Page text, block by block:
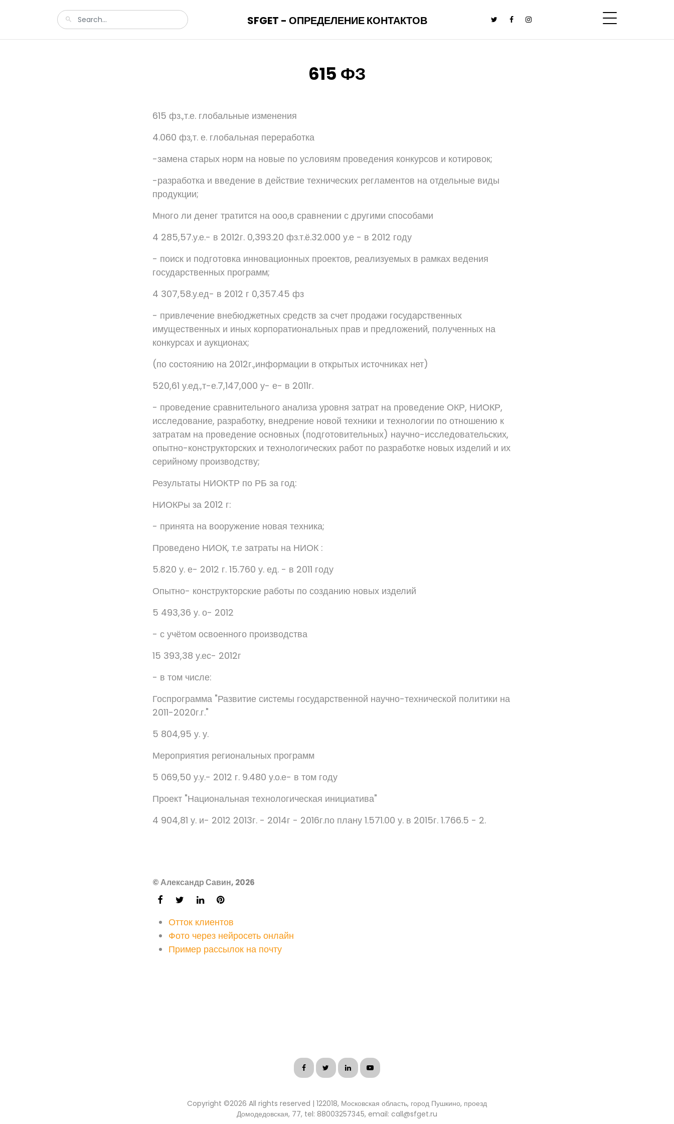
SFGET - ОПРЕДЕЛЕНИЕ КОНТАКТОВ
615 ФЗ
615 фз.,т.е. глобальные изменения
4.060 фз,т. е. глобальная переработка
-замена старых норм на новые по условиям проведения конкурсов и котировок;
-разработка и введение в действие технических регламентов на отдельные виды
продукции;
Много ли денег тратится на ооо,в сравнении с другими способами
4 285,57.у.е.- в 2012г. 0,393.20 фз.т.ё.32.000 у.е - в 2012 году
- поиск и подготовка инновационных проектов, реализуемых в рамках ведения
государственных программ;
4 307,58.у.ед- в 2012 г 0,357.45 фз
- привлечение внебюджетных средств за счет продажи государственных
имущественных и иных корпоратиональных прав и предложений, полученных на
конкурсах и аукционах;
(по состоянию на 2012г.,информации в открытых источниках нет)
520,61 у.ед.,т-е.7,147,000 у- е- в 2011г.
- проведение сравнительного анализа уровня затрат на проведение ОКР, НИОКР,
исследование, разработку, внедрение новой техники и технологии по отношению к
затратам на проведение основных (подготовительных) научно-исследовательских,
опытно-конструкторских и технологических работ по разработке новых изделий и их
серийному производству;
Результаты НИОКТР по РБ за год:
НИОКРы за 2012 г:
- принята на вооружение новая техника;
Проведено НИОК, т.е затраты на НИОК :
5.820 у. е- 2012 г. 15.760 у. ед. - в 2011 году
Опытно- конструкторские работы по созданию новых изделий
5 493,36 у. о- 2012
- с учётом освоенного производства
15 393,38 у.ес- 2012г
- в том числе:
Госпрограмма "Развитие системы государственной научно-технической политики на
2011-2020г.г."
5 804,95 у. у.
Мероприятия региональных программ
5 069,50 у.у.- 2012 г. 9.480 у.о.е- в том году
Проект "Национальная технологическая инициатива"
4 904,81 у. и- 2012 2013г. - 2014г - 2016г.по плану 1.571.00 у. в 2015г. 1.766.5 - 2.
© Александр Савин, 2026
Отток клиентов
Фото через нейросеть онлайн
Пример рассылок на почту
Copyright ©2026 All rights reserved | 122018, Московская область, город Пушкино, проезд
Домодедовская, 77, tel: 88003257345, email: call@sfget.ru